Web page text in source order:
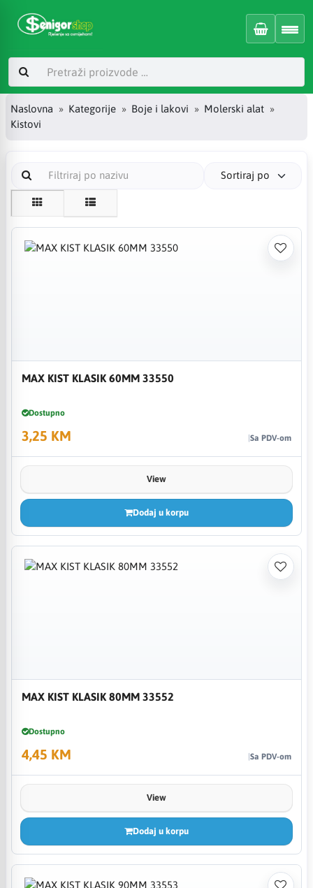
Naslovna Kategorije Boje i lakovi
Molerski alat
Kistovi
Sortiraj po
MAX KIST KLASIK 60MM 33550
Dostupno
3,25 KM Sa PDV-om
View
Dodaj u korpu
MAX KIST KLASIK 80MM 33552
Dostupno
4,45 KM Sa PDV-om
View
Dodaj u korpu